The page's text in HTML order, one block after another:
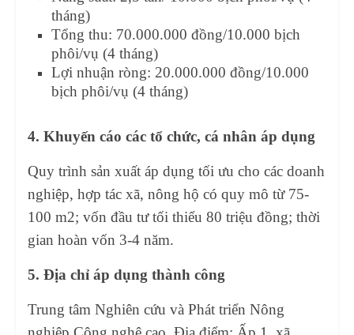
tháng)
Tổng thu: 70.000.000 đồng/10.000 bịch
phôi/vụ (4 tháng)
Lợi nhuận ròng: 20.000.000 đồng/10.000
bịch phôi/vụ (4 tháng)
4. Khuyến cáo các tổ chức, cá nhân áp dụng
Quy trình sản xuất áp dụng tối ưu cho các doanh
nghiệp, hợp tác xã, nông hộ có quy mô từ 75-
100 m2; vốn đầu tư tối thiểu 80 triệu đồng; thời
gian hoàn vốn 3-4 năm.
5. Địa chỉ áp dụng thành công
Trung tâm Nghiên cứu và Phát triển Nông